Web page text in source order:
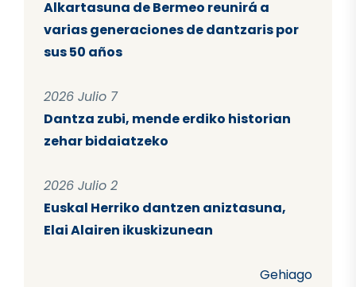
Alkartasuna de Bermeo reunirá a
varias generaciones de dantzaris por
sus 50 años
2026 Julio 7
Dantza zubi, mende erdiko historian
zehar bidaiatzeko
2026 Julio 2
Euskal Herriko dantzen aniztasuna,
Elai Alairen ikuskizunean
Gehiago